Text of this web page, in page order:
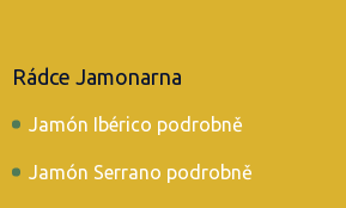
Rádce Jamonarna
Jamón Ibérico podrobně
Jamón Serrano podrobně